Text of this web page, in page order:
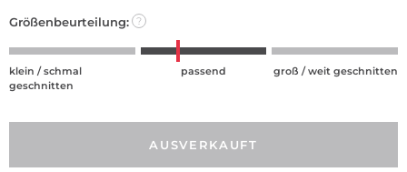
Größenbeurteilung: ?
klein / schmal
geschnitten
passend groß / weit geschnitten
AUSVERKAUFT